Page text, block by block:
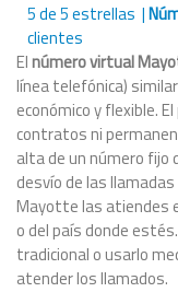
5de 5 estrellas |
clientes
Elnúmero virtual
línea telefónica)
económico y flexible.
contratos ni
alta de un número fijo
desvío de las
Mayotte las atiendes
o del país donde
tradicional o usarlo
atender los llamados.